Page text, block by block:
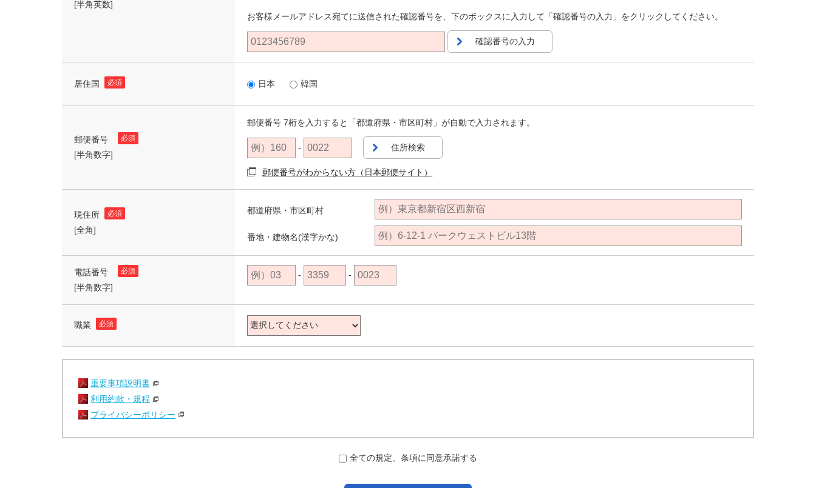
[半角英数]
お客様メールアドレス宛てに送信された確認番号を、下のボックスに入力して「確認番号の入力」をクリックしてください。
確認番号の入力
居住国 必須 日本 韓国
郵便番号
[半角数字]
必須
郵便番号 7桁を入力すると「都道府県・市区町村」が自動で入力されます。
- 住所検索
郵便番号がわからない方（日本郵便サイト）
現住所
[全角]
必須 都道府県・市区町村
番地・建物名(漢字かな)
電話番号
[半角数字]
必須 - -
職業 必須
重要事項説明書
利用約款・規程
プライバシーポリシー
全ての規定、条項に同意承諾する